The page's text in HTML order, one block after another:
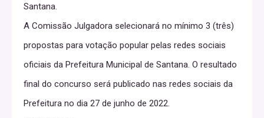
Santana.
A Comissão Julgadora selecionará no mínimo 3 (três)
propostas para votação popular pelas redes sociais
oficiais da Prefeitura Municipal de Santana. O resultado
final do concurso será publicado nas redes sociais da
Prefeitura no dia 27 de junho de 2022.